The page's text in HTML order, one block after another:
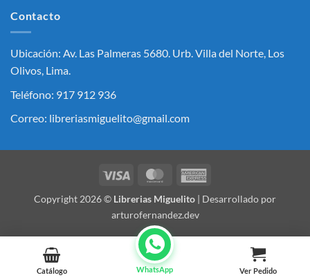
Contacto
Ubicación: Av. Las Palmeras 5680. Urb. Villa del Norte, Los
Olivos, Lima.
Teléfono: 917 912 936
Correo: libreriasmiguelito@gmail.com
Catálogo WhatsApp Ver Pedido
Visa MasterCard
Copyright 2026 © Librerias Miguelito | Desarrollado por
arturofernandez.dev